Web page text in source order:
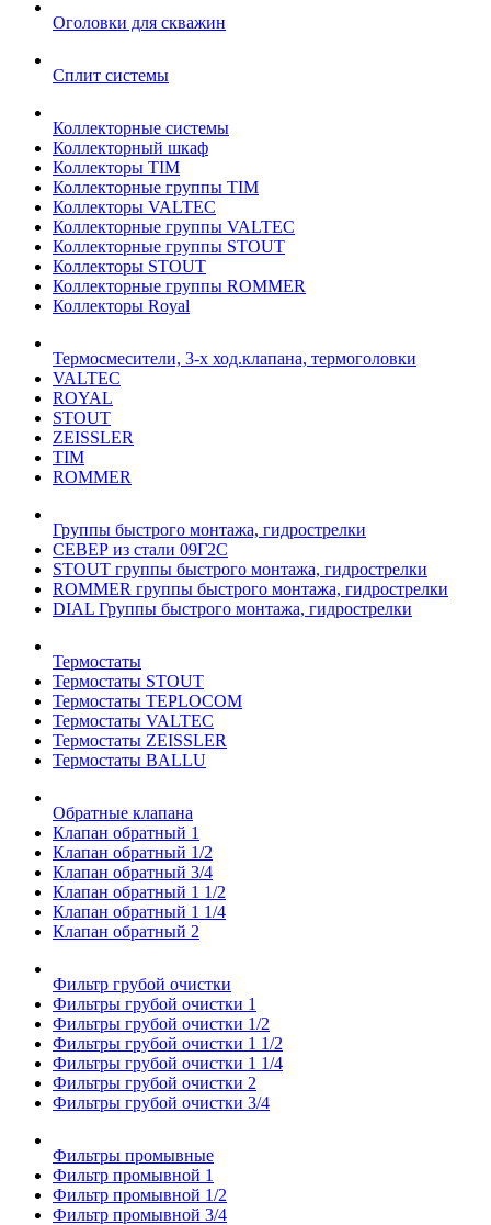
Оголовки для скважин
Сплит системы
Коллекторные системы
Коллекторный шкаф
Коллекторы TIM
Коллекторные группы TIM
Коллекторы VALTEC
Коллекторные группы VALTEC
Коллекторные группы STOUT
Коллекторы STOUT
Коллекторные группы ROMMER
Коллекторы Royal
Термосмесители, 3-х ход.клапана, термоголовки
VALTEC
ROYAL
STOUT
ZEISSLER
TIM
ROMMER
Группы быстрого монтажа, гидрострелки
СЕВЕР из стали 09Г2С
STOUT группы быстрого монтажа, гидрострелки
ROMMER группы быстрого монтажа, гидрострелки
DIAL Группы быстрого монтажа, гидрострелки
Термостаты
Термостаты STOUT
Термостаты TEPLOCOM
Термостаты VALTEC
Термостаты ZEISSLER
Термостаты BALLU
Обратные клапана
Клапан обратный 1
Клапан обратный 1/2
Клапан обратный 3/4
Клапан обратный 1 1/2
Клапан обратный 1 1/4
Клапан обратный 2
Фильтр грубой очистки
Фильтры грубой очистки 1
Фильтры грубой очистки 1/2
Фильтры грубой очистки 1 1/2
Фильтры грубой очистки 1 1/4
Фильтры грубой очистки 2
Фильтры грубой очистки 3/4
Фильтры промывные
Фильтр промывной 1
Фильтр промывной 1/2
Фильтр промывной 3/4